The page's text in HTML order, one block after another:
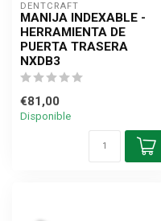
DENTCRAFT
MANIJA INDEXABLE -
HERRAMIENTA DE
PUERTA TRASERA
NXDB3
€81,00
Disponible